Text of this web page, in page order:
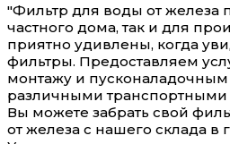
"Фильтр для воды от железа
частного дома, так и для
приятно удивлены, когда
фильтры. Предоставляем
монтажу и пусконаладочным
различными
Вы можете забрать свой
от железа с нашего склада в